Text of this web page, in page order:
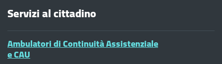
Servizi al cittadino
Ambulatori di Continuità Assistenziale
e CAU